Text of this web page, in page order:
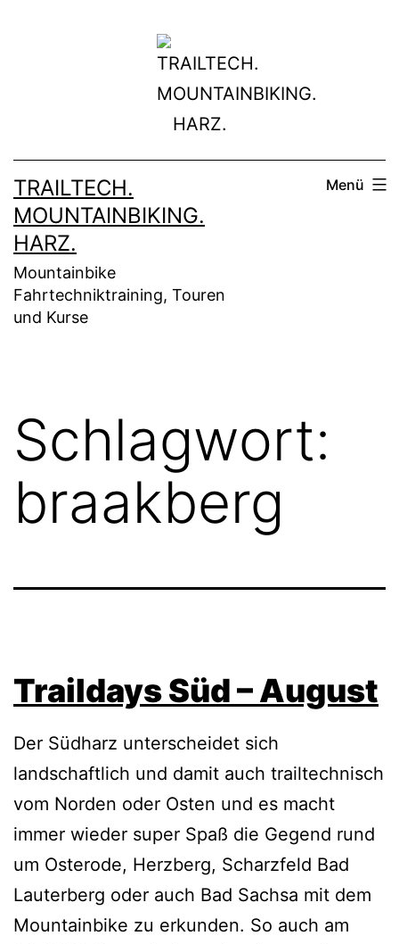
TRAILTECH.
MOUNTAINBIKING.
HARZ.
Mountainbike
Fahrtechniktraining, Touren
und Kurse
Menü
Schlagwort:
braakberg
Traildays Süd – August
Der Südharz unterscheidet sich
landschaftlich und damit auch trailtechnisch
vom Norden oder Osten und es macht
immer wieder super Spaß die Gegend rund
um Osterode, Herzberg, Scharzfeld Bad
Lauterberg oder auch Bad Sachsa mit dem
Mountainbike zu erkunden. So auch am